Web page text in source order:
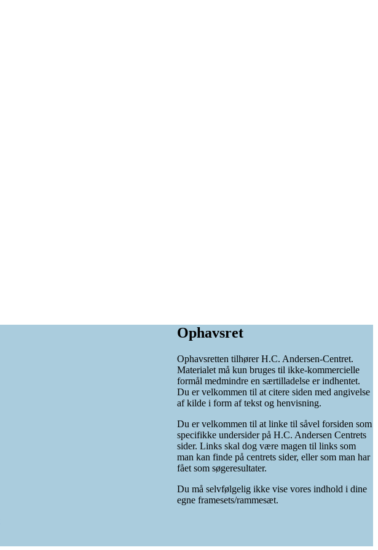
Ophavsret
Ophavsretten tilhører H.C. Andersen-Centret.
Materialet må kun bruges til ikke-kommercielle
formål medmindre en særtilladelse er indhentet.
Du er velkommen til at citere siden med angivelse
af kilde i form af tekst og henvisning.
Du er velkommen til at linke til såvel forsiden som
specifikke undersider på H.C. Andersen Centrets
sider. Links skal dog være magen til links som
man kan finde på centrets sider, eller som man har
fået som søgeresultater.
Du må selvfølgelig ikke vise vores indhold i dine
egne framesets/rammesæt.